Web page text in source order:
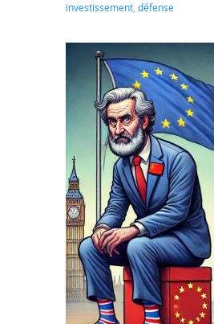
investissement, défense